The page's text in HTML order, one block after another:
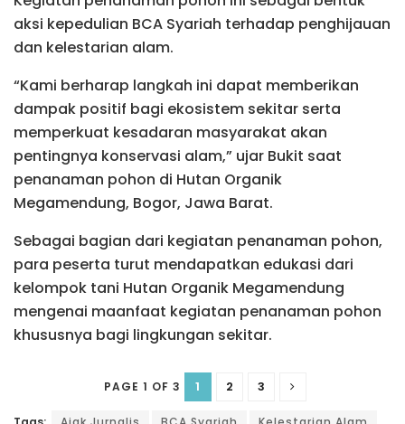
aksi kepedulian BCA Syariah terhadap penghijauan
dan kelestarian alam.
“Kami berharap langkah ini dapat memberikan
dampak positif bagi ekosistem sekitar serta
memperkuat kesadaran masyarakat akan
pentingnya konservasi alam,” ujar Bukit saat
penanaman pohon di Hutan Organik
Megamendung, Bogor, Jawa Barat.
Sebagai bagian dari kegiatan penanaman pohon,
para peserta turut mendapatkan edukasi dari
kelompok tani Hutan Organik Megamendung
mengenai maanfaat kegiatan penanaman pohon
khususnya bagi lingkungan sekitar.
PAGE 1 OF 3 1 2 3